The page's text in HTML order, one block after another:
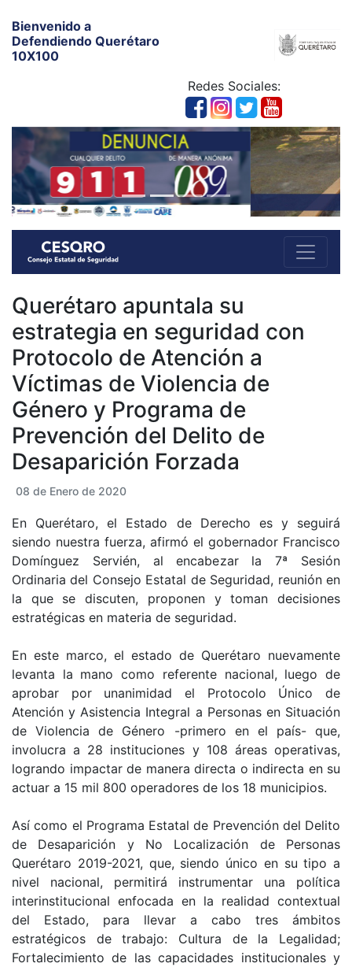
Bienvenido a
Defendiendo Querétaro
10X100
Redes Sociales:
Querétaro apuntala su
estrategia en seguridad con
Protocolo de Atención a
Víctimas de Violencia de
Género y Programa de
Prevención del Delito de
Desaparición Forzada
08 de Enero de 2020
En Querétaro, el Estado de Derecho es y seguirá
siendo nuestra fuerza, afirmó el gobernador Francisco
Domínguez Servién, al encabezar la 7ª Sesión
Ordinaria del Consejo Estatal de Seguridad, reunión en
la que se discuten, proponen y toman decisiones
estratégicas en materia de seguridad.
En este marco, el estado de Querétaro nuevamente
levanta la mano como referente nacional, luego de
aprobar por unanimidad el Protocolo Único de
Atención y Asistencia Integral a Personas en Situación
de Violencia de Género -primero en el país- que,
involucra a 28 instituciones y 108 áreas operativas,
logrando impactar de manera directa o indirecta en su
actuar a 15 mil 800 operadores de los 18 municipios.
Así como el Programa Estatal de Prevención del Delito
de Desaparición y No Localización de Personas
Querétaro 2019-2021, que, siendo único en su tipo a
nivel nacional, permitirá instrumentar una política
interinstitucional enfocada en la realidad contextual
del Estado, para llevar a cabo tres ámbitos
estratégicos de trabajo: Cultura de la Legalidad;
Fortalecimiento de las capacidades institucionales y